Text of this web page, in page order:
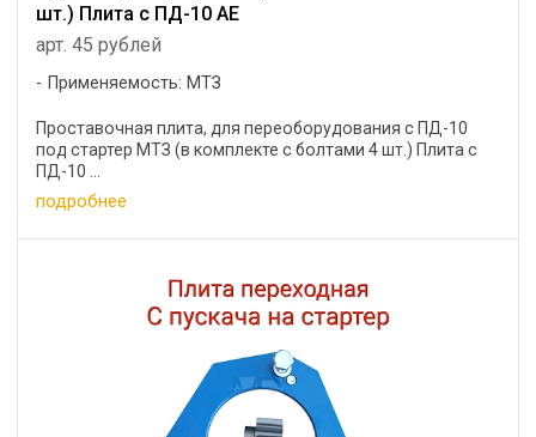
шт.) Плита с ПД-10 АЕ
арт. 45 рублей
Применяемость: МТЗ
Проставочная плита, для переоборудования с ПД-10
под стартер МТЗ (в комплекте с болтами 4 шт.) Плита с
ПД-10 ...
подробнее